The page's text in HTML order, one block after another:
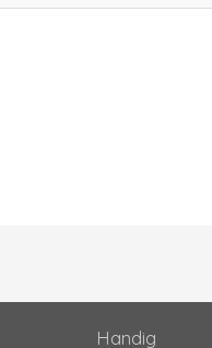
Handig